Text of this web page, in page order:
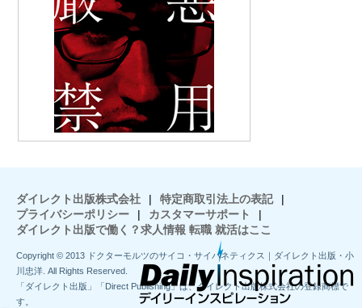
ダイレクト出版株式会社 | 特定商取引法上の表記
|
プライバシーポリシー
| カスタマーサポート
|
ダイレクト出版で働く？求人情報 転職 就活はここ
Copyright © 2013 ドクターモルツのサイコ・サイバネティクス｜ダイレクト出版・小
川忠洋. All Rights Reserved.
「ダイレクト出版」「Direct Publishing」は、ダイレクト出版株式会社の登録商標で
す。